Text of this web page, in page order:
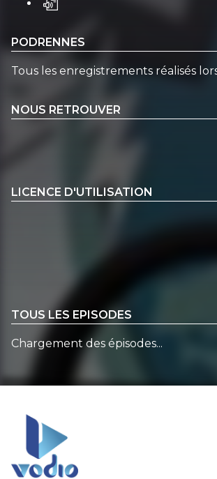
PODRENNES
Tous les enregistrements réalisés
NOUS RETROUVER
LICENCE D'UTILISATION
TOUS LES EPISODES
Chargement des épisodes...